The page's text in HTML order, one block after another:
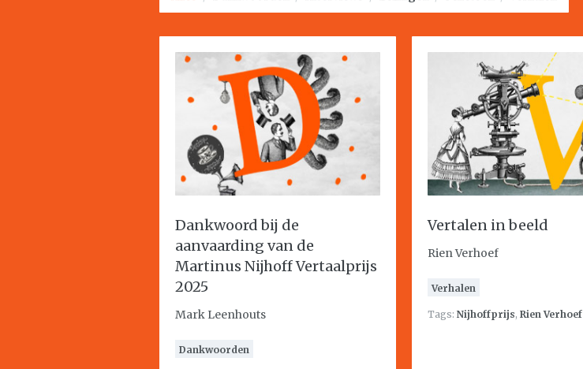
Dankwoord bij de
aanvaarding van de
Martinus Nijhoff Vertaalprijs
2025
Mark Leenhouts
Dankwoorden
Vertalen in beeld
Rien Verhoef
Verhalen
Tags: Nijhoffprijs, Rien Verhoef